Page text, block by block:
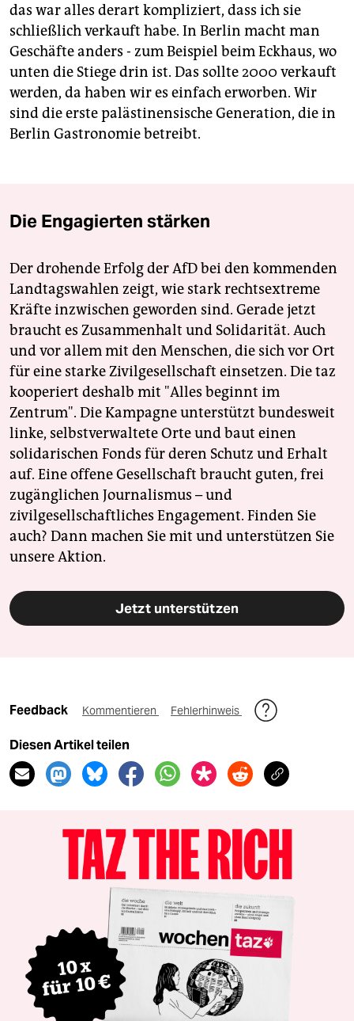
das war alles derart kompliziert, dass ich sie
schließlich verkauft habe. In Berlin macht man
Geschäfte anders - zum Beispiel beim Eckhaus, wo
unten die Stiege drin ist. Das sollte 2000 verkauft
werden, da haben wir es einfach erworben. Wir
sind die erste palästinensische Generation, die in
Berlin Gastronomie betreibt.
Die Engagierten stärken
Der drohende Erfolg der AfD bei den kommenden
Landtagswahlen zeigt, wie stark rechtsextreme
Kräfte inzwischen geworden sind. Gerade jetzt
braucht es Zusammenhalt und Solidarität. Auch
und vor allem mit den Menschen, die sich vor Ort
für eine starke Zivilgesellschaft einsetzen. Die taz
kooperiert deshalb mit "Alles beginnt im
Zentrum". Die Kampagne unterstützt bundesweit
linke, selbstverwaltete Orte und baut einen
solidarischen Fonds für deren Schutz und Erhalt
auf. Eine offene Gesellschaft braucht guten, frei
zugänglichen Journalismus – und
zivilgesellschaftliches Engagement. Finden Sie
auch? Dann machen Sie mit und unterstützen Sie
unsere Aktion.
Jetzt unterstützen
Feedback Kommentieren Fehlerhinweis
Diesen Artikel teilen